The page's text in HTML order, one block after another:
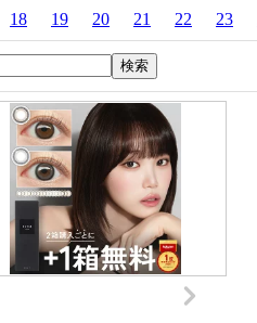
18 19 20 21 22 23